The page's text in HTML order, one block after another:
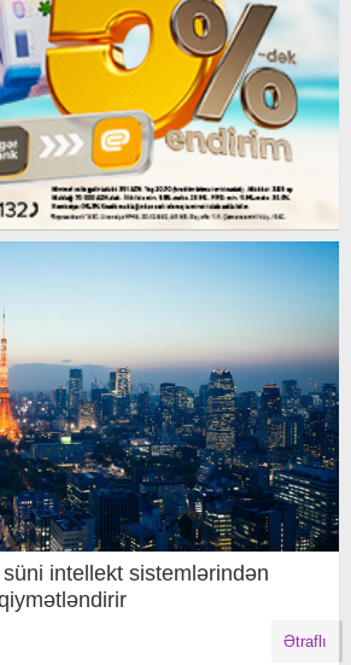
intellekt sistemlərindən
Ətraflı